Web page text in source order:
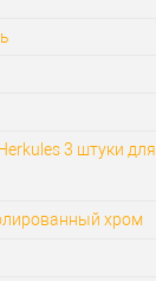
3 штуки для
хром